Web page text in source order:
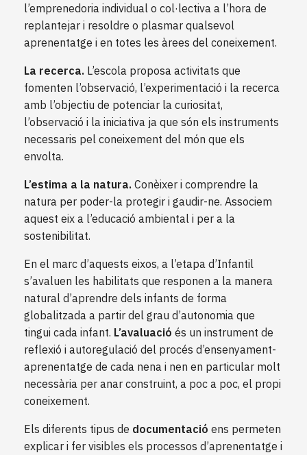
l’emprenedoria individual o col·lectiva a l’hora de
replantejar i resoldre o plasmar qualsevol
aprenentatge i en totes les àrees del coneixement.
La recerca. L’escola proposa activitats que
fomenten l’observació, l’experimentació i la recerca
amb l’objectiu de potenciar la curiositat,
l’observació i la iniciativa ja que són els instruments
necessaris pel coneixement del món que els
envolta.
L’estima a la natura. Conèixer i comprendre la
natura per poder-la protegir i gaudir-ne. Associem
aquest eix a l’educació ambiental i per a la
sostenibilitat.
En el marc d’aquests eixos, a l’etapa d’Infantil
s’avaluen les habilitats que responen a la manera
natural d’aprendre dels infants de forma
globalitzada a partir del grau d’autonomia que
tingui cada infant. L’avaluació és un instrument de
reflexió i autoregulació del procés d’ensenyament-
aprenentatge de cada nena i nen en particular molt
necessària per anar construint, a poc a poc, el propi
coneixement.
Els diferents tipus de documentació ens permeten
explicar i fer visibles els processos d’aprenentatge i